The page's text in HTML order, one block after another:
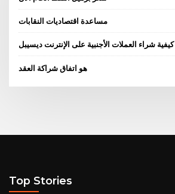
مساعدة اقتصاديات النقابات
كيفية شراء العملات الأجنبية على الإنترنت ديسيبل
هو اتفاق شراكة العقد
Top Stories